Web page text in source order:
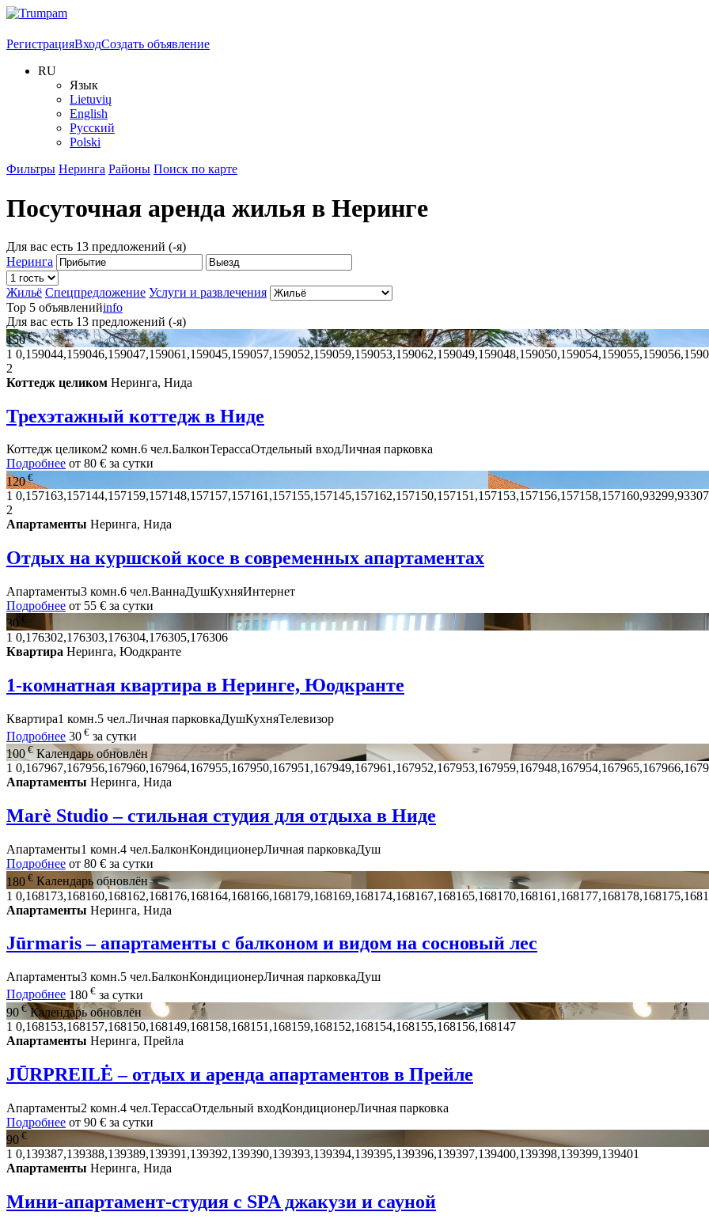
РегистрацияВходСоздать объявление
RU
Язык
Lietuvių
English
Русский
Polski
Фильтры Неринга Районы Поиск по карте
Посуточная аренда жилья в Неринге
Для вас есть 13 предложений (-я)
Неринга
Жильё Спецпредложение Услуги и развлечения
Top 5 объявленийinfo
Для вас есть 13 предложений (-я)
150€
1
2
Коттедж целиком Неринга, Нида
Трехэтажный коттедж в Ниде
Коттедж целиком2 комн.6 чел.БалконТерассаОтдельный входЛичная парковка
Подробнее от 80 € за сутки
120€
1 0,157163,157144,157159,157148,157157,157161,157155,157145,157162,157150,157151,157153,157156,157158,157160,93299,93307
2
Апартаменты Неринга, Нида
Отдых на куршской косе в современных апартаментах
Апартаменты3 комн.6 чел.ВаннаДушКухняИнтернет
Подробнее от 55 € за сутки
30 €
1 0,176302,176303,176304,176305,176306
Квартира Неринга, Юодкранте
1-комнатная квартира в Неринге, Юодкранте
Квартира1 комн.5 чел.Личная парковкаДушКухняТелевизор
Подробнее 30 € за сутки
100€ Календарь обновлён
1
Апартаменты Неринга, Нида
Marè Studio – стильная студия для отдыха в Ниде
Апартаменты1 комн.4 чел.БалконКондиционерЛичная парковкаДуш
Подробнее от 80 € за сутки
180 € Календарь обновлён
1
Апартаменты Неринга, Нида
Jūrmaris – апартаменты с балконом и видом на сосновый лес
Апартаменты3 комн.5 чел.БалконКондиционерЛичная парковкаДуш
Подробнее 180 € за сутки
90 € Календарь обновлён
1 0,168153,168157,168150,168149,168158,168151,168159,168152,168154,168155,168156,168147
Апартаменты Неринга, Прейла
JŪRPREILĖ – отдых и аренда апартаментов в Прейле
Апартаменты2 комн.4 чел.ТерассаОтдельный входКондиционерЛичная парковка
Подробнее от 90 € за сутки
90 €
1 0,139387,139388,139389,139391,139392,139390,139393,139394,139395,139396,139397,139400,139398,139399,139401
Апартаменты Неринга, Нида
Мини-апартамент-студия с SPA джакузи и сауной